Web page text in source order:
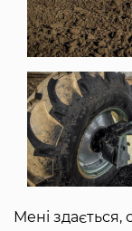
Мені здається,